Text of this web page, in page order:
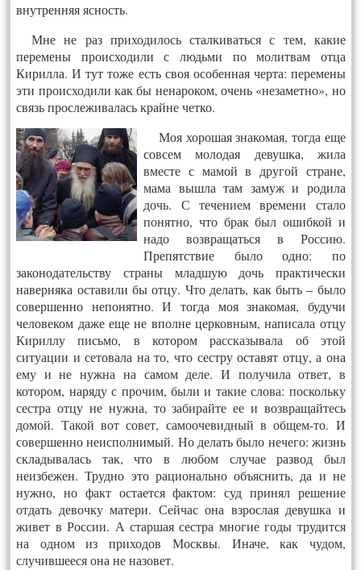
внутренняя ясность.
Мне не раз приходилось сталкиваться с тем, какие
перемены происходили с людьми по молитвам отца
Кирилла. И тут тоже есть своя особенная черта: перемены
эти происходили как бы ненароком, очень «незаметно», но
связь прослеживалась крайне четко.
Моя хорошая знакомая, тогда еще
совсем молодая девушка, жила
вместе с мамой в другой стране,
мама вышла там замуж и родила
дочь. С течением времени стало
понятно, что брак был ошибкой и
надо возвращаться в Россию.
Препятствие было одно: по
законодательству страны младшую дочь практически
наверняка оставили бы отцу. Что делать, как быть – было
совершенно непонятно. И тогда моя знакомая, будучи
человеком даже еще не вполне церковным, написала отцу
Кириллу письмо, в котором рассказывала об этой
ситуации и сетовала на то, что сестру оставят отцу, а она
ему и не нужна на самом деле. И получила ответ, в
котором, наряду с прочим, были и такие слова: поскольку
сестра отцу не нужна, то забирайте ее и возвращайтесь
домой. Такой вот совет, самоочевидный в общем-то. И
совершенно неисполнимый. Но делать было нечего: жизнь
складывалась так, что в любом случае развод был
неизбежен. Трудно это рационально объяснить, да и не
нужно, но факт остается фактом: суд принял решение
отдать девочку матери. Сейчас она взрослая девушка и
живет в России. А старшая сестра многие годы трудится
на одном из приходов Москвы. Иначе, как чудом,
случившееся она не назовет.